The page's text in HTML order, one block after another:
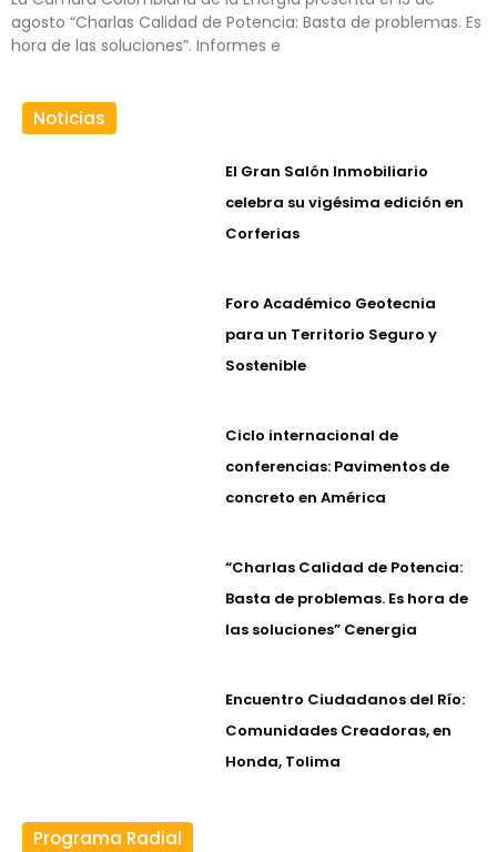
agosto “Charlas Calidad de Potencia: Basta de problemas. Es
hora de las soluciones”. Informes e
Noticias
El Gran Salón Inmobiliario
celebra su vigésima edición en
Corferias
Foro Académico Geotecnia
para un Territorio Seguro y
Sostenible
Ciclo internacional de
conferencias: Pavimentos de
concreto en América
“Charlas Calidad de Potencia:
Basta de problemas. Es hora de
las soluciones” Cenergia
Encuentro Ciudadanos del Río:
Comunidades Creadoras, en
Honda, Tolima
Programa Radial